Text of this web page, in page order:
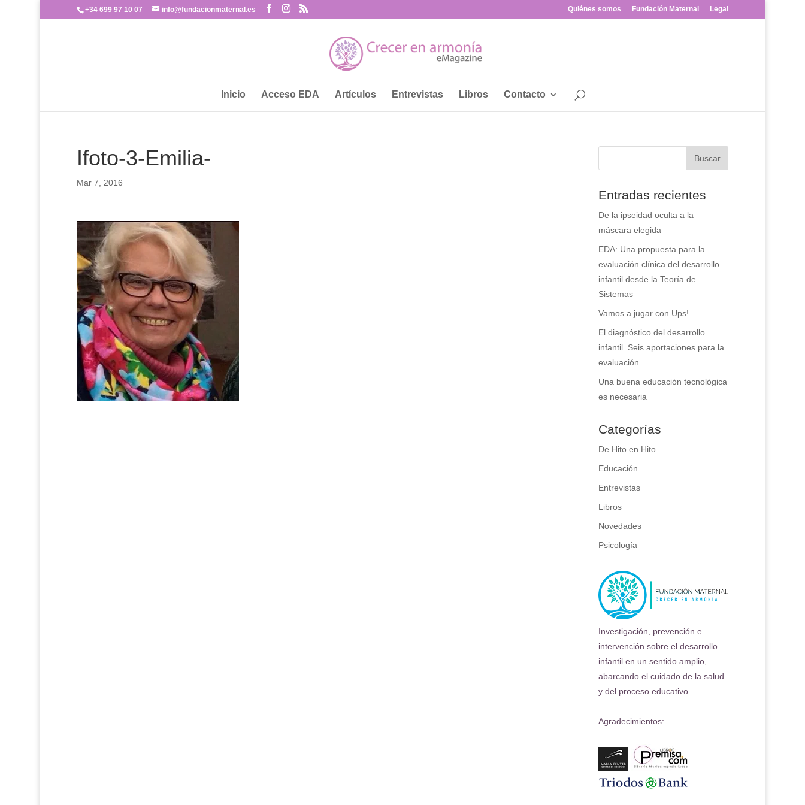
+34 699 97 10 07 info@fundacionmaternal.es Quiénes somos Fundación Maternal Legal
Inicio Acceso EDA Artículos Entrevistas Libros Contacto
Ifoto-3-Emilia-
Mar 7, 2016
Entradas recientes
De la ipseidad oculta a la
máscara elegida
EDA: Una propuesta para la
evaluación clínica del desarrollo
infantil desde la Teoría de
Sistemas
Vamos a jugar con Ups!
El diagnóstico del desarrollo
infantil. Seis aportaciones para la
evaluación
Una buena educación tecnológica
es necesaria
Categorías
De Hito en Hito
Educación
Entrevistas
Libros
Novedades
Psicología
Investigación, prevención e
intervención sobre el desarrollo
infantil en un sentido amplio,
abarcando el cuidado de la salud
y del proceso educativo.
Agradecimientos: